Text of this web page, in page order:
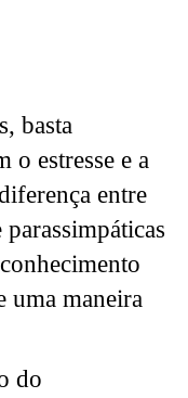
basta
o estresse e a
entre
uma maneira
do